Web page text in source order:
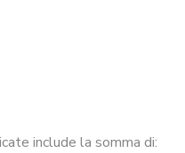
include la somma di: